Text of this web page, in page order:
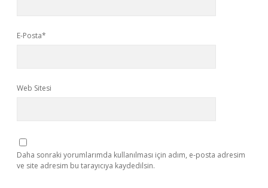
E-Posta*
Web Sitesi
Daha sonraki yorumlarımda kullanılması için adım, e-posta adresim
ve site adresim bu tarayıcıya kaydedilsin.